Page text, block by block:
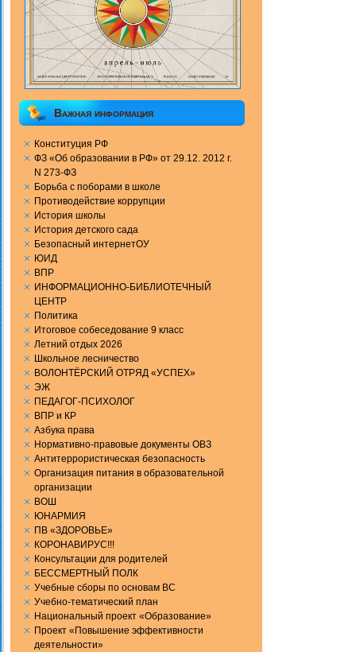
Важная информация
Конституция РФ
ФЗ «Об образовании в РФ» от 29.12. 2012 г.
N 273-ФЗ
Борьба с поборами в школе
Противодействие коррупции
История школы
История детского сада
Безопасный интернетОУ
ЮИД
ВПР
ИНФОРМАЦИОННО-БИБЛИОТЕЧНЫЙ
ЦЕНТР
Политика
Итоговое собеседование 9 класс
Летний отдых 2026
Школьное лесничество
ВОЛОНТЁРСКИЙ ОТРЯД «УСПЕХ»
ЭЖ
ПЕДАГОГ-ПСИХОЛОГ
ВПР и КР
Aзбука права
Нормативно-правовые документы ОВЗ
Антитеррористическая безопасность
Организация питания в образовательной
организации
ВОШ
ЮНАРМИЯ
ПВ «ЗДОРОВЬЕ»
КОРОНАВИРУС!!!
Консультации для родителей
БЕССМЕРТНЫЙ ПОЛК
Учебные сборы по основам ВС
Учебно-тематический план
Национальный проект «Образование»
Проект «Повышение эффективности
деятельности»